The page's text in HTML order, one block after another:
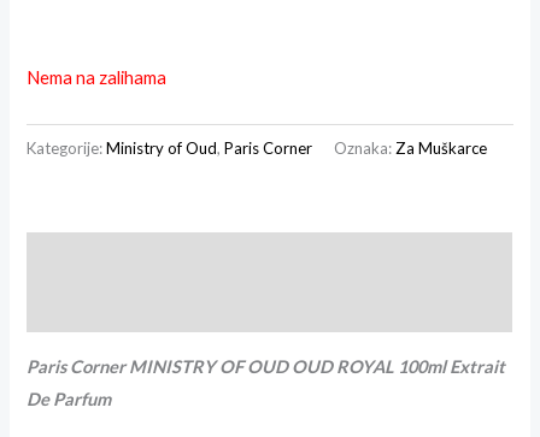
Nema na zalihama
Kategorije:Ministry of Oud,Paris Corner Oznaka: Za Muškarce
Paris Corner MINISTRY OF OUD OUD ROYAL 100ml Extrait
De Parfum